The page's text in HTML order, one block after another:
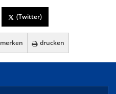
(Twitter)
merken drucken